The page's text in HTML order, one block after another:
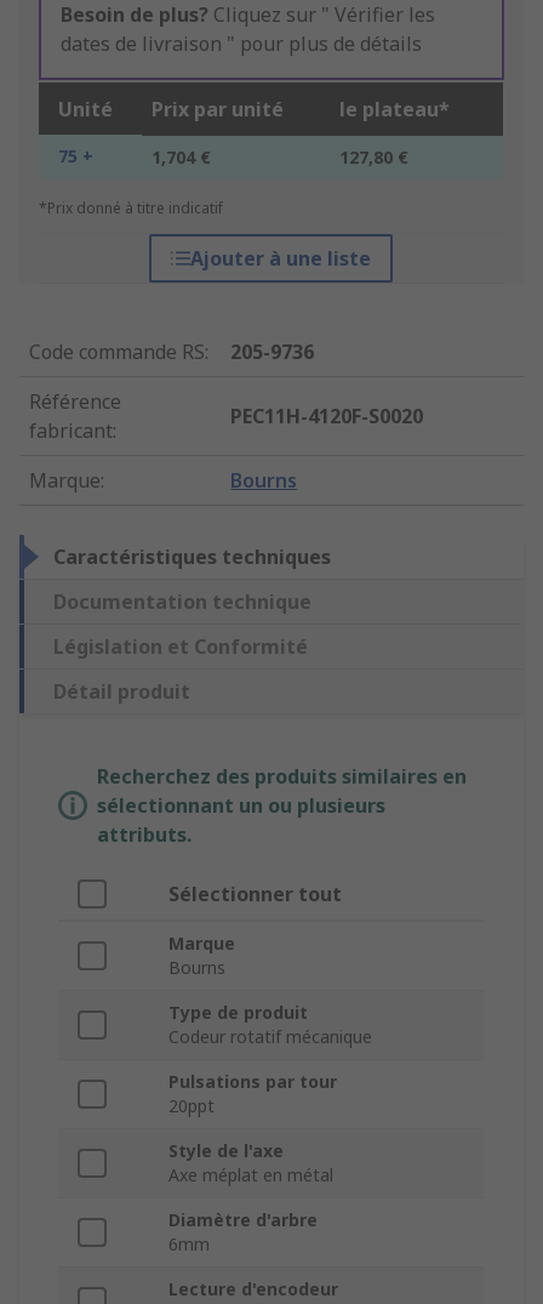
Besoin de plus? Cliquez sur " Vérifier les
dates de livraison " pour plus de détails
Unité Prix par unité le plateau*
75 + 1,704 € 127,80 €
*Prix donné à titre indicatif
Ajouter à une liste
Code commande RS:
205-9736
Référence
fabricant:
PEC11H-4120F-S0020
Marque: Bourns
Caractéristiques techniques
Documentation technique
Législation et Conformité
Détail produit
Recherchez des produits similaires en
sélectionnant un ou plusieurs
attributs.
Sélectionner tout
Marque
Bourns
Type de produit
Codeur rotatif mécanique
Pulsations par tour
20ppt
Style de l'axe
Axe méplat en métal
Diamètre d'arbre
6mm
Lecture d'encodeur